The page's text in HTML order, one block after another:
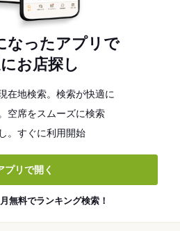
なったアプリで
お店探し
在地検索。検索が快適に
空席をスムーズに検索
。すぐに利用開始
プリで開く
無料でランキング検索！